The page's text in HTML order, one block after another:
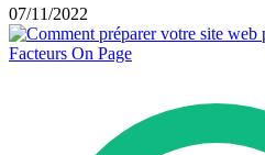
07/11/2022